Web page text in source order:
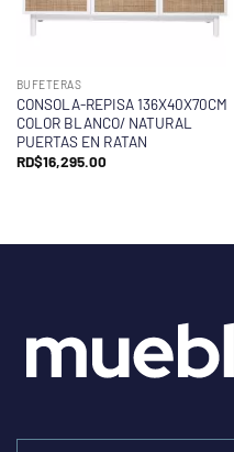
BUFETERAS
CONSOLA-REPISA 136X40X70CM
COLOR BLANCO/ NATURAL
PUERTAS EN RATAN
RD$16,295.00